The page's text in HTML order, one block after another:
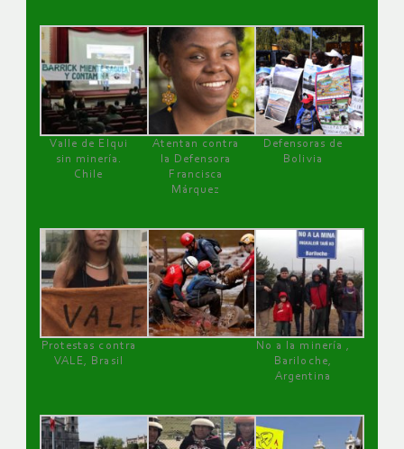
Valle de Elqui
sin minería.
Chile
Atentan contra
la Defensora
Francisca
Márquez
Defensoras de
Bolivia
Protestas contra
VALE, Brasil
No a la minería ,
Bariloche,
Argentina